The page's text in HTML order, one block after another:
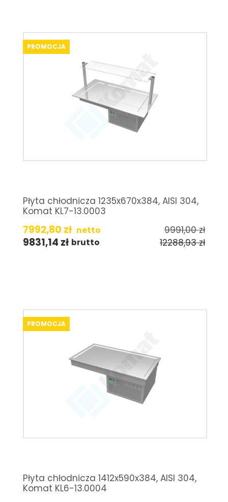
PROMOCJA
Płyta chłodnicza 1235x670x384, AISI 304,
Komat KL7-13.0003
7992,80 zł netto 9991,00zł
9831,14 zł brutto 12288,93zł
PROMOCJA
Płyta chłodnicza 1412x590x384, AISI 304,
Komat KL6-13.0004